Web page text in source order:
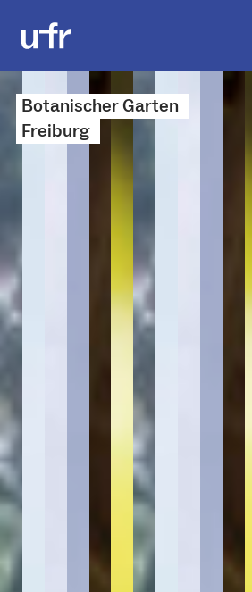
Botanischer Garten
Freiburg